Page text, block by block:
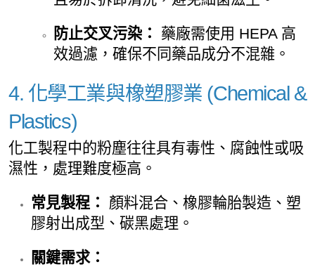
防止交叉污染：
藥廠需使用 HEPA 高
效過濾，確保不同藥品成分不混雜。
4. 化學工業與橡塑膠業 (Chemical &
Plastics)
化工製程中的粉塵往往具有毒性、腐蝕性或吸
濕性，處理難度極高。
常見製程：
顏料混合、橡膠輪胎製造、塑
膠射出成型、碳黑處理。
關鍵需求：